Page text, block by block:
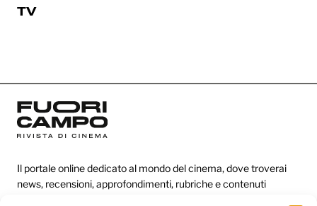
TV
Il portale online dedicato al mondo del cinema, dove troverai
news, recensioni, approfondimenti, rubriche e contenuti